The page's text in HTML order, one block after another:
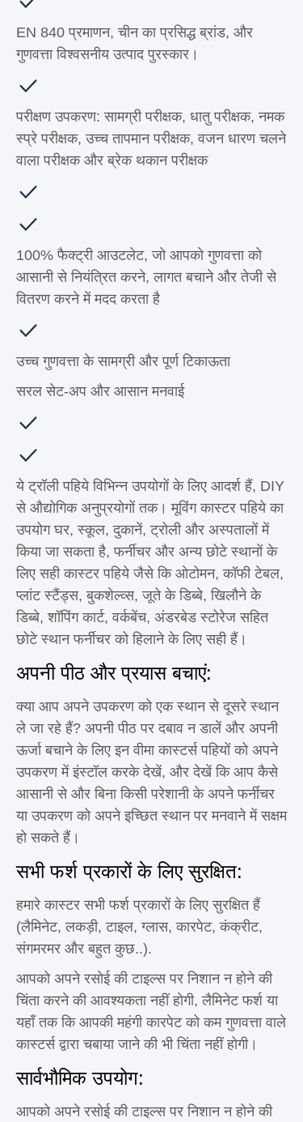
EN 840 प्रमाणन, चीन का प्रसिद्ध ब्रांड, और
गुणवत्ता विश्वसनीय उत्पाद पुरस्कार।
परीक्षण उपकरण: सामग्री परीक्षक, धातु परीक्षक, नमक
स्प्रे परीक्षक, उच्च तापमान परीक्षक, वजन धारण चलने
वाला परीक्षक और ब्रेक थकान परीक्षक
100% फैक्ट्री आउटलेट, जो आपको गुणवत्ता को
आसानी से नियंत्रित करने, लागत बचाने और तेजी से
वितरण करने में मदद करता है
उच्च गुणवत्ता के सामग्री और पूर्ण टिकाऊता
सरल सेट-अप और आसान मनवाई
ये ट्रॉली पहिये विभिन्न उपयोगों के लिए आदर्श हैं, DIY
से औद्योगिक अनुप्रयोगों तक। मूविंग कास्टर पहिये का
उपयोग घर, स्कूल, दुकानें, ट्रोली और अस्पतालों में
किया जा सकता है, फर्नीचर और अन्य छोटे स्थानों के
लिए सही कास्टर पहिये जैसे कि ओटोमन, कॉफी टेबल,
प्लांट स्टैंड्स, बुकशेल्व्स, जूते के डिब्बे, खिलौने के
डिब्बे, शॉपिंग कार्ट, वर्कबेंच, अंडरबेड स्टोरेज सहित
छोटे स्थान फर्नीचर को हिलाने के लिए सही हैं।
अपनी पीठ और प्रयास बचाएं:
क्या आप अपने उपकरण को एक स्थान से दूसरे स्थान
ले जा रहे हैं? अपनी पीठ पर दबाव न डालें और अपनी
ऊर्जा बचाने के लिए इन वीमा कास्टर्स पहियों को अपने
उपकरण में इंस्टॉल करके देखें, और देखें कि आप कैसे
आसानी से और बिना किसी परेशानी के अपने फर्नीचर
या उपकरण को अपने इच्छित स्थान पर मनवाने में सक्षम
हो सकते हैं।
सभी फर्श प्रकारों के लिए सुरक्षित:
हमारे कास्टर सभी फर्श प्रकारों के लिए सुरक्षित हैं
(लैमिनेट, लकड़ी, टाइल, ग्लास, कारपेट, कंक्रीट,
संगमरमर और बहुत कुछ..).
आपको अपने रसोई की टाइल्स पर निशान न होने की
चिंता करने की आवश्यकता नहीं होगी, लैमिनेट फर्श या
यहाँ तक कि आपकी महंगी कारपेट को कम गुणवत्ता वाले
कास्टर्स द्वारा चबाया जाने की भी चिंता नहीं होगी।
सार्वभौमिक उपयोग:
आपको अपने रसोई की टाइल्स पर निशान न होने की